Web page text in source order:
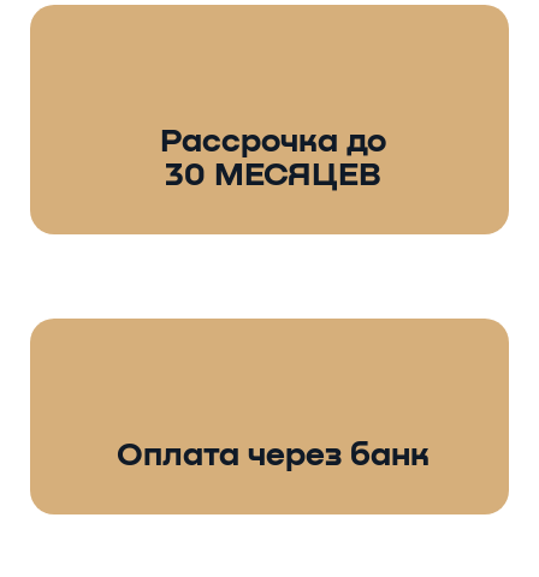
Рассрочка до
30 МЕСЯЦЕВ
Оплата через банк